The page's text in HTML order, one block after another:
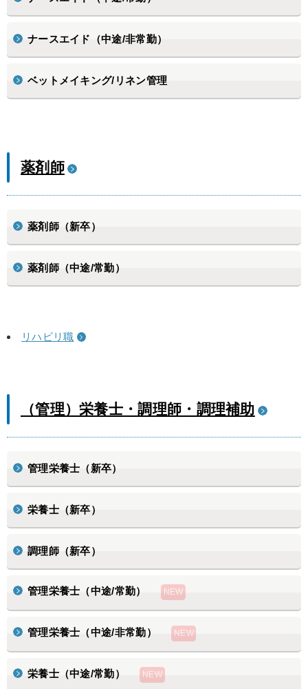
ナースエイド（中途/非常勤）
ベットメイキング/リネン管理
薬剤師
薬剤師（新卒）
薬剤師（中途/常勤）
リハビリ職
（管理）栄養士・調理師・調理補助
管理栄養士（新卒）
栄養士（新卒）
調理師（新卒）
管理栄養士（中途/常勤）
管理栄養士（中途/非常勤）
栄養士（中途/常勤）